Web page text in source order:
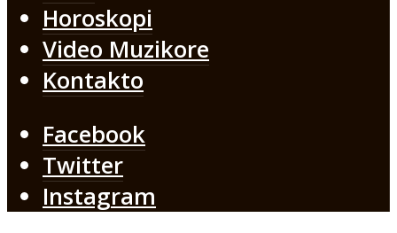
Horoskopi
Video Muzikore
Kontakto
Facebook
Twitter
Instagram